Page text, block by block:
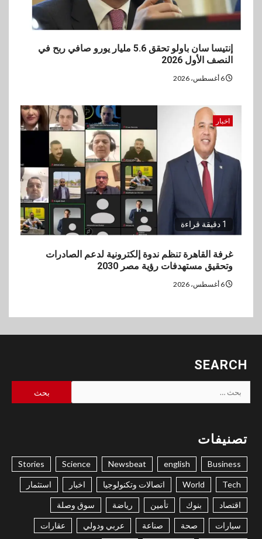
إنتيسا سان باولو تحقق 5.6 مليار يورو صافي ربح في
النصف الأول 2026
اخبار
1 دقيقة قراءة
غرفة القاهرة تنظم ندوة إلكترونية لدعم الصادرات
وتحقيق مستهدفات رؤية مصر 2030
SEARCH
البحث
عن:
تصنيفات
Business
english
Newsbeat
Science
Stories
Tech
World اتصالات وتكنولوجيا اخبار استثمار
اقتصاد بنوك تأمين رياضة سوق وصلة
سيارات صحة صناعة عربي ودولي عقارات